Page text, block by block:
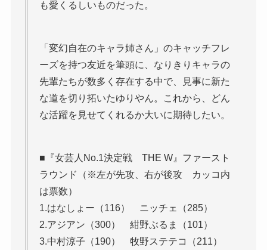
も愛くるしいものだった。
「変幻自在のキャラ姉さん」のキャッチフレ
ーズを持つ友近を筆頭に、なりきりキャラの
先輩たちが数多く存在する中で、見事に新た
な道を切り拓いたゆりやん。これから、どん
な活躍を見せてくれるか大いに期待したい。
■『女芸人No.1決定戦 THE W』ファースト
ラウンド（※左が先攻、右が後攻 カッコ内
は票数）
1.はなしょー（116） ニッチェ（285）
2.アジアン（300） 紺野ぶるま（101）
3.中村涼子（190） 牧野ステテコ（211）